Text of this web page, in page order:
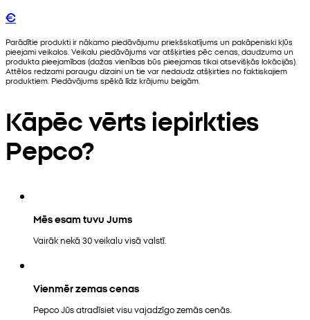
€
Parādītie produkti ir nākamo piedāvājumu priekšskatījums un pakāpeniski kļūs
pieejami veikalos. Veikalu piedāvājums var atšķirties pēc cenas, daudzuma un
produkta pieejamības (dažas vienības būs pieejamas tikai atsevišķās lokācijās).
Attēlos redzami paraugu dizaini un tie var nedaudz atšķirties no faktiskajiem
produktiem. Piedāvājums spēkā līdz krājumu beigām.
Kāpēc vērts iepirkties
Pepco?
Mēs esam tuvu Jums
Vairāk nekā 30 veikalu visā valstī.
Vienmēr zemas cenas
Pepco Jūs atradīsiet visu vajadzīgo zemās cenās.